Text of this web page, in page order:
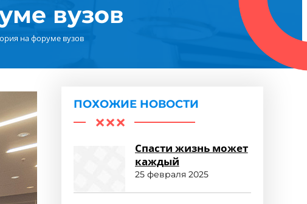
вузов
на форуме вузов
ПОХОЖИЕ НОВОСТИ
Спасти жизнь может
каждый
25 февраля 2025